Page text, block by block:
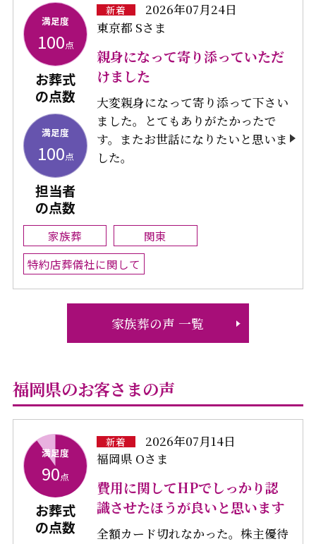
満足度
100点
お葬式
の点数
満足度
100点
担当者
の点数
新着
2026年07月24日
東京都 Sさま
親身になって寄り添っていただ
けました
大変親身になって寄り添って下さい
ました。とてもありがたかったで
す。またお世話になりたいと思いま
した。
家族葬
関東
特約店葬儀社に関して
家族葬の声 一覧
福岡県のお客さまの声
満足度
90点
お葬式
の点数
新着
2026年07月14日
福岡県 Oさま
費用に関してHPでしっかり認
識させたほうが良いと思います
全額カード切れなかった。株主優待